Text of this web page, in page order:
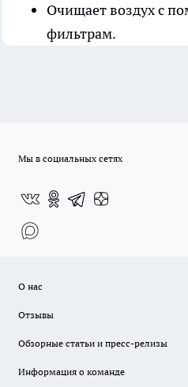
Очищает воздух с
фильтрам.
Мы в социальных сетях
О нас
Отзывы
Обзорные статьи и пресс-релизы
Информация о команде